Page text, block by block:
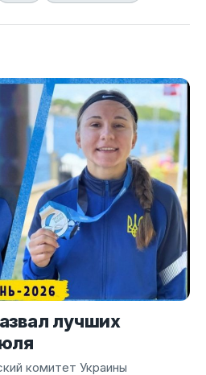
лучших
комитет Украины